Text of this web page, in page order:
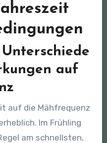
auf
auf die Mähfrequenz
Im Frühling
am schnellsten,